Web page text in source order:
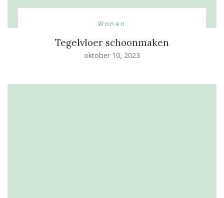
Wonen
Tegelvloer schoonmaken
oktober 10, 2023